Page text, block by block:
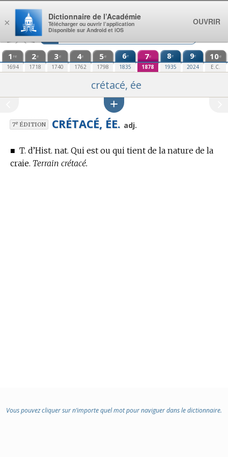
Aller au contenu
1 re
1694
2e
1718
3e
1740
4e
1762
5e
1798
6e
1835
7e
1878
8e
1935
9e
2024
10e
E.C.
crétacé, ée
7eÉDITION CRÉTACÉ, ÉE. adj.
■ T. d’Hist. nat. Qui est ou qui tient de la nature de la
craie. Terrain crétacé.
Vous pouvez cliquer sur n’importe quel mot pour naviguer dans le dictionnaire.
×
Dictionnaire de l’Académie
Télécharger ou ouvrir l’application
Disponible sur Android et iOS
OUVRIR